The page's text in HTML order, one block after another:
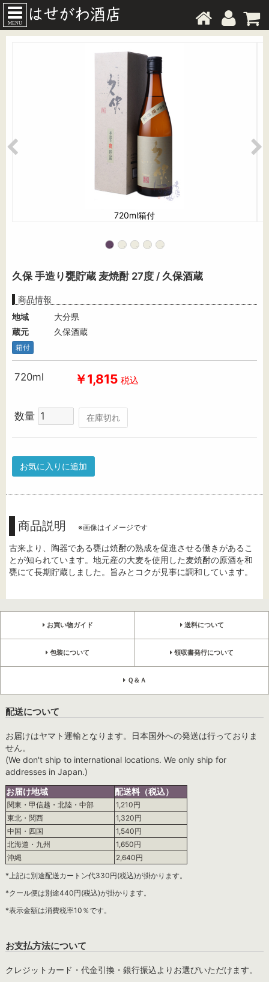
MENU
720ml箱付
久保 手造り甕貯蔵 麦焼酎 27度 / 久保酒蔵
商品情報
地域
大分県
蔵元
久保酒蔵
箱付
720ml ￥1,815 税込
数量 在庫切れ
お気に入りに追加
商品説明 ※画像はイメージです
古来より、陶器である甕は焼酎の熟成を促進させる働きがあるこ
とが知られています。地元産の大麦を使用した麦焼酎の原酒を和
甕にて長期貯蔵しました。旨みとコクが見事に調和しています。
お買い物ガイド 送料について
包装について 領収書発行について
Ｑ＆Ａ
配送について
お届けはヤマト運輸となります。日本国外への発送は行っておりま
せん。
(We don't ship to international locations. We only ship for
addresses in Japan.)
お届け地域
配送料（税込）
関東・甲信越・北陸・中部
1,210円
東北・関西
1,320円
中国・四国
1,540円
北海道・九州
1,650円
沖縄
2,640円
*上記に別途配送カートン代330円(税込)が掛かります。
*クール便は別途440円(税込)が掛かります。
*表示金額は消費税率10％です。
お支払方法について
クレジットカード・代金引換・銀行振込よりお選びいただけます。